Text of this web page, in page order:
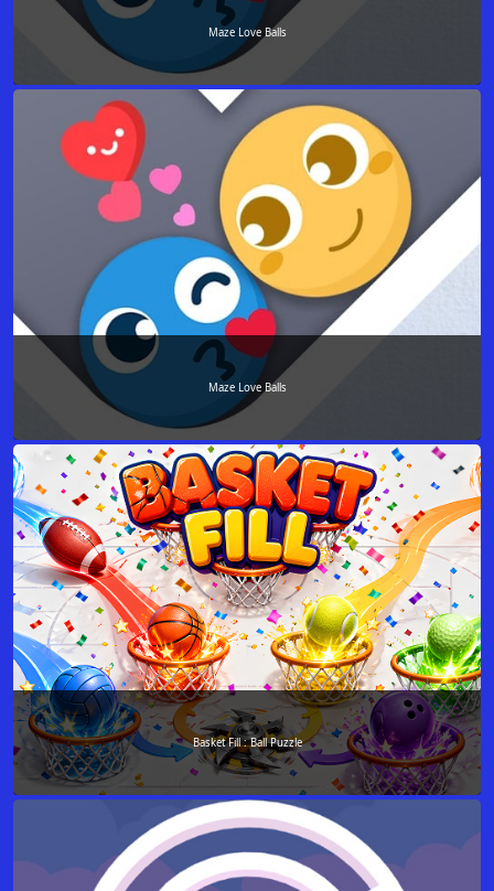
Maze Love Balls
Maze Love Balls
Basket Fill : Ball Puzzle